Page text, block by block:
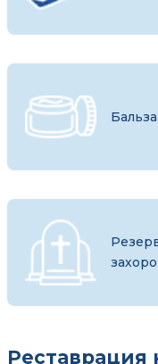
Реставрация